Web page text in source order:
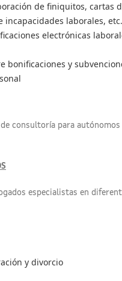
de finiquitos, cartas
incapacidades laborales, etc.
electrónicas
bonificaciones y
consultoría para
especialistas en
y divorcio